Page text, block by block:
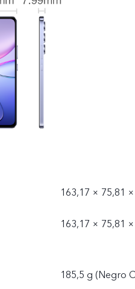
163,17 × 75,81
163,17 × 75,81
185,5 g (Negro